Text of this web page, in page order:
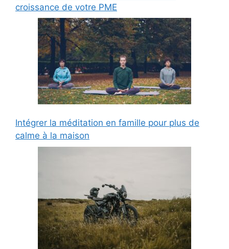
croissance de votre PME
Intégrer la méditation en famille pour plus de
calme à la maison